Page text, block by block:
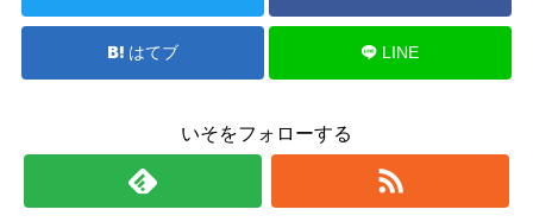
はてブ LINE
いそをフォローする